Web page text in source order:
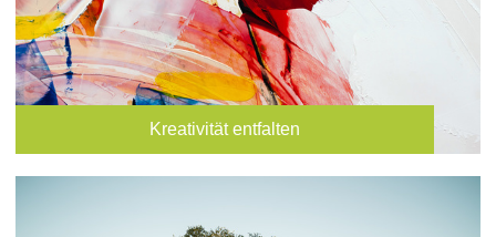
Kreativität entfalten